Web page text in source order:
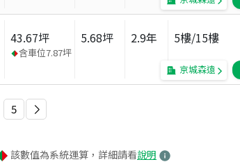
43.67坪
含車位7.87坪
5.68坪 2.9年 5樓/15樓
京城森遠
5
該數值為系統運算，詳細請看說明